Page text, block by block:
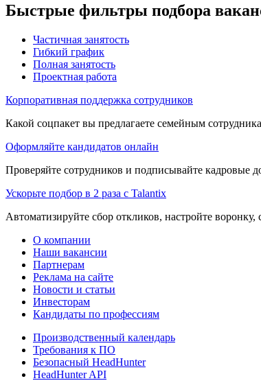
Быстрые фильтры подбора
Частичная занятость
Гибкий график
Полная занятость
Проектная работа
Корпоративная поддержка сотрудников
Какой соцпакет вы предлагаете семейным
Оформляйте кандидатов онлайн
Проверяйте сотрудников и подписывайте кадровые
Ускорьте подбор в 2 раза с Talantix
Автоматизируйте сбор откликов, настройте воронку,
О компании
Наши вакансии
Партнерам
Реклама на сайте
Новости и статьи
Инвесторам
Кандидаты по профессиям
Производственный календарь
Требования к ПО
Безопасный HeadHunter
HeadHunter API